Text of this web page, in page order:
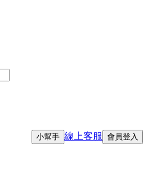
小幫手 線上客服 會員登入